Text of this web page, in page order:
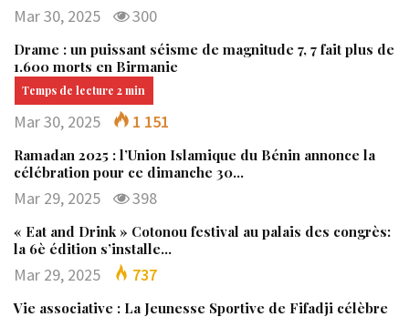
Mar 30, 2025 300
Drame : un puissant séisme de magnitude 7, 7 fait plus de
1.600 morts en Birmanie
Mar 30, 2025 1 151
Ramadan 2025 : l’Union Islamique du Bénin annonce la
célébration pour ce dimanche 30…
Mar 29, 2025 398
« Eat and Drink » Cotonou festival au palais des congrès:
la 6è édition s’installe…
Mar 29, 2025 737
Vie associative : La Jeunesse Sportive de Fifadji célèbre